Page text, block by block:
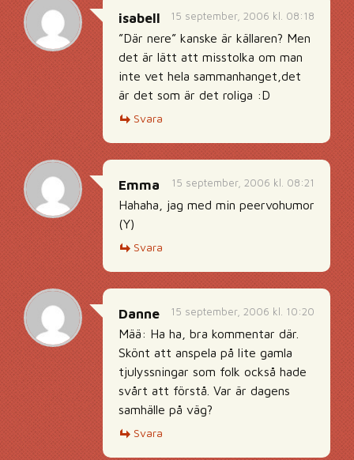
15 september, 2006 kl. 08:18
isabell
”Där nere” kanske är källaren? Men
det är lätt att misstolka om man
inte vet hela sammanhanget,det
är det som är det roliga :D
Svara
15 september, 2006 kl. 08:21
Emma
Hahaha, jag med min peervohumor
(Y)
Svara
15 september, 2006 kl. 10:20
Danne
Mää: Ha ha, bra kommentar där.
Skönt att anspela på lite gamla
tjulyssningar som folk också hade
svårt att förstå. Var är dagens
samhälle på väg?
Svara